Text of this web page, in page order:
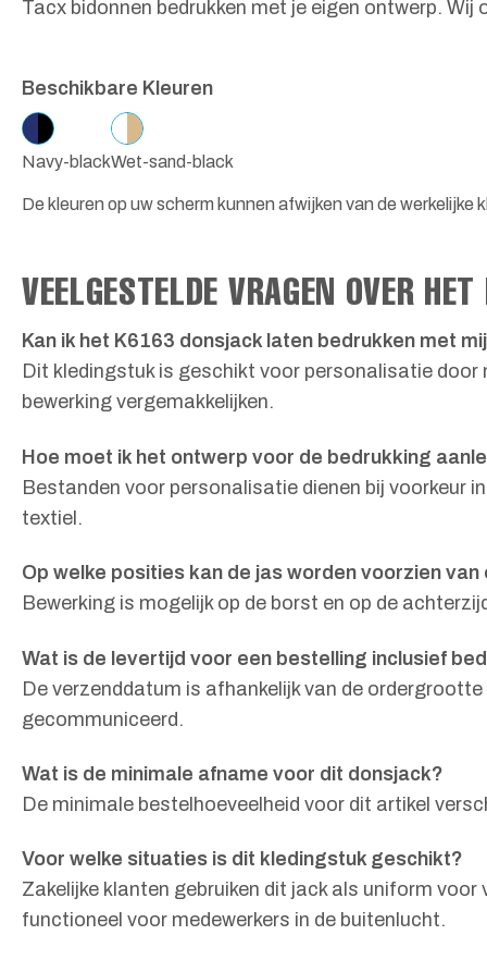
Tacx bidonnen bedrukken met je eigen ontwerp.
Beschikbare Kleuren
Navy-blackWet-sand-black
De kleuren op uw scherm kunnen afwijken van de werkelijke
VEELGESTELDE VRAGEN OVER
Kan ik het K6163 donsjack laten bedrukken met
Dit kledingstuk is geschikt voor personalisatie
bewerking vergemakkelijken.
Hoe moet ik het ontwerp voor de bedrukking
Bestanden voor personalisatie dienen bij voorkeur
textiel.
Op welke posities kan de jas worden voorzien van
Bewerking is mogelijk op de borst en op de
Wat is de levertijd voor een bestelling inclusief
De verzenddatum is afhankelijk van de
gecommuniceerd.
Wat is de minimale afname voor dit donsjack?
De minimale bestelhoeveelheid voor dit artikel
Voor welke situaties is dit kledingstuk geschikt?
Zakelijke klanten gebruiken dit jack als uniform
functioneel voor medewerkers in de buitenlucht.